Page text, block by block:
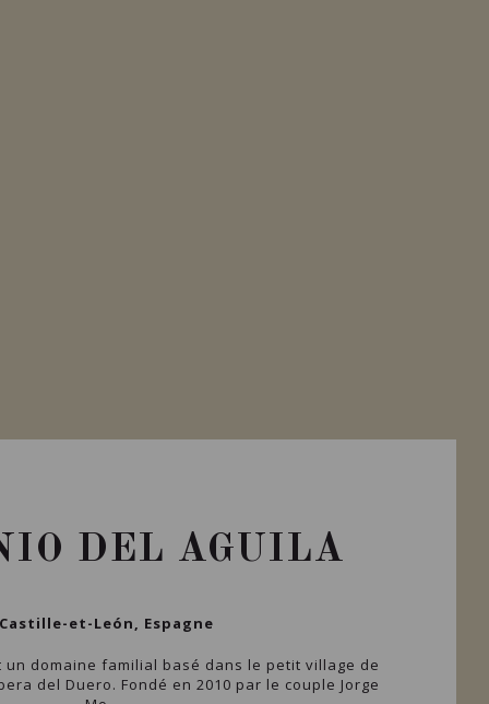
DEL AGUILA
Castille-et-León, Espagne
un domaine familial basé dans le petit village de
del Duero. Fondé en 2010 par le couple Jorge